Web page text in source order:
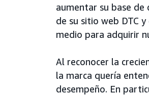
aumentar su base
de su sitio web DTC
medio para adquirir
Al reconocer la
la marca quería
desempeño. En